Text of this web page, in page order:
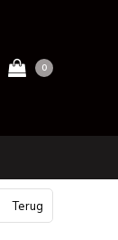
0
Terug